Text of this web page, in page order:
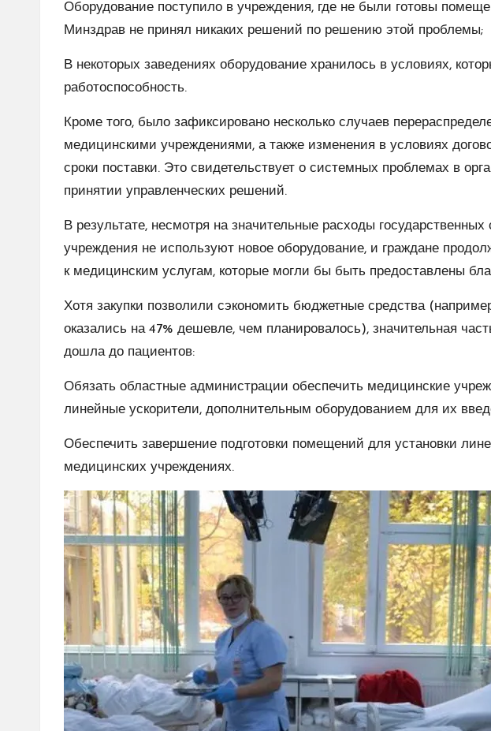
Оборудование поступило в учреждения, где не были готовы
Минздрав не принял никаких решений по решению этой проблемы;
В некоторых заведениях оборудование хранилось в условиях,
работоспособность.
Кроме того, было зафиксировано несколько случаев
медицинскими учреждениями, а также изменения в условиях
сроки поставки. Это свидетельствует о системных проблемах в
принятии управленческих решений.
В результате, несмотря на значительные расходы
учреждения не используют новое оборудование, и граждане
к медицинским услугам, которые могли бы быть предоставлены
Хотя закупки позволили сэкономить бюджетные средства
оказались на 47% дешевле, чем планировалось), значительная
дошла до пациентов:
Обязать областные администрации обеспечить медицинские
линейные ускорители, дополнительным оборудованием для их
Обеспечить завершение подготовки помещений для установки
медицинских учреждениях.